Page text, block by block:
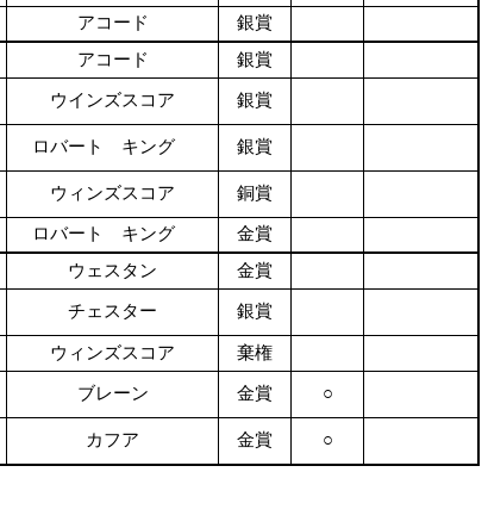
アコード
銀賞
アコード 銀賞
ウインズスコア 銀賞
ロバート キング 銀賞
ウィンズスコア 銅賞
ロバート キング
金賞
ウェスタン 金賞
チェスター 銀賞
ウィンズスコア 棄権
ブレーン 金賞 ○
カフア 金賞 ○